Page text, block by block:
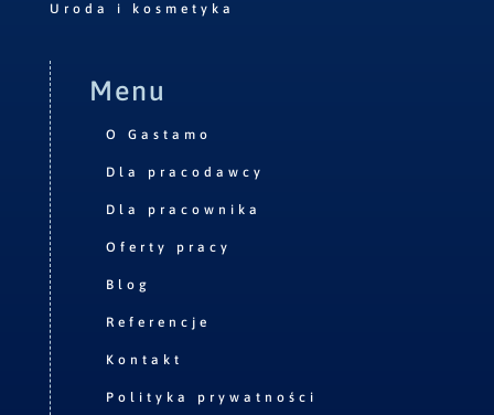
Uroda i kosmetyka
Menu
O Gastamo
Dla pracodawcy
Dla pracownika
Oferty pracy
Blog
Referencje
Kontakt
Polityka prywatności